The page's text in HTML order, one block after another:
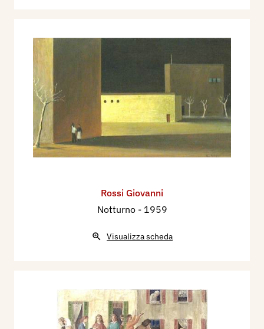
Rossi Giovanni
Notturno - 1959
Visualizza scheda